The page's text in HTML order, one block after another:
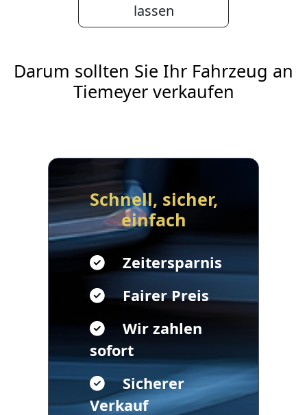
lassen
Darum sollten Sie Ihr Fahrzeug an
Tiemeyer verkaufen
Schnell, sicher,
einfach
Zeitersparnis
Fairer Preis
Wir zahlen
sofort
Sicherer
Verkauf